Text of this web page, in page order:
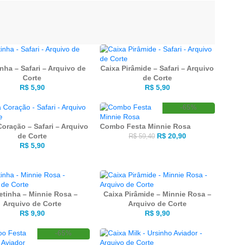
– Safari – Arquivo de
Corte
R$5,90
Caixa Pirâmide – Safari – Arquivo
de Corte
R$5,90
– Safari – Arquivo
de Corte
R$5,90
-65%
Combo Festa Minnie Rosa
R$59,40 R$20,90
– Minnie Rosa –
Arquivo de Corte
R$9,90
Caixa Pirâmide – Minnie Rosa –
Arquivo de Corte
R$9,90
-65%